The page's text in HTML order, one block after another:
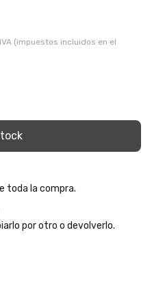
toda la compra.
por otro o devolverlo.